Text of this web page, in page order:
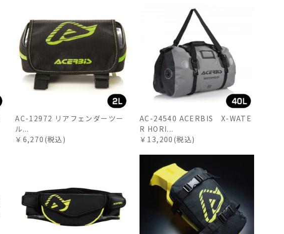
AC-12972 リアフェンダーツー
ル...
￥6,270(税込)
AC-24540 ACERBIS X-WATE
R HORI...
￥13,200(税込)